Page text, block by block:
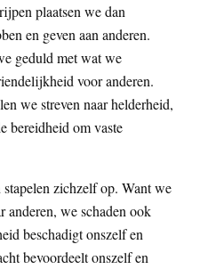
plaatsen we dan
en geven aan anderen.
geduld met wat we
voor anderen.
we streven naar helderheid,
bereidheid om vaste
zichzelf op. Want we
anderen, we schaden ook
beschadigt onszelf en
bevoordeelt onszelf en